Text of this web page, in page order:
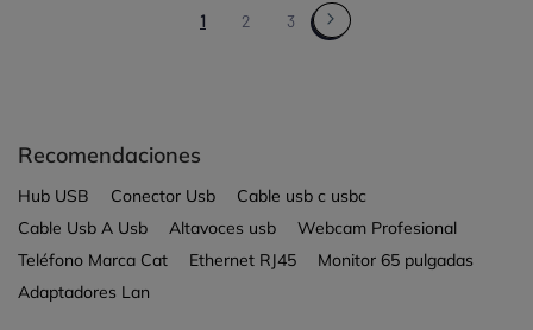
1 2 3
Recomendaciones
Hub USB Conector Usb
Cable usb c usbc
Cable Usb A Usb
Altavoces usb
Webcam Profesional
Teléfono Marca Cat
Ethernet RJ45
Monitor 65 pulgadas
Adaptadores Lan